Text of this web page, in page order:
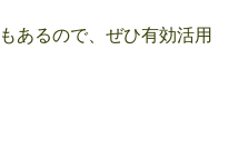
もあるので、ぜひ有効活用